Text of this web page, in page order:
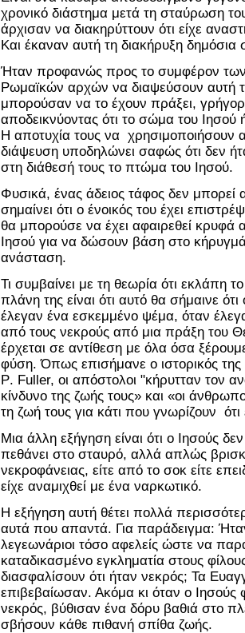
χρονικό διάστημα μετά τη σταύρωση
άρχισαν να διακηρύττουν ότι είχε
Και έκαναν αυτή τη διακήρυξη δημόσια
Ήταν προφανώς προς το συμφέρον
Ρωμαϊκών αρχών να διαψεύσουν αυτή
μπορούσαν να το έχουν πράξει,
αποδεικνύοντας ότι το σώμα του
Η αποτυχία τους να χρησιμοποιήσουν
διάψευση υποδηλώνει σαφώς ότι δεν
στη διάθεσή τους το πτώμα του Ιησού.
Φυσικά, ένας άδειος τάφος δεν μπορεί
σημαίνει ότι ο ένοικός του έχει
θα μπορούσε να έχει αφαιρεθεί κρυφά
Ιησού για να δώσουν βάση στο κήρυγμά
ανάσταση.
Τι συμβαίνει με τη θεωρία ότι εκλάπη
πλάνη της είναι ότι αυτό θα σήμαινε
έλεγαν ένα εσκεμμένο ψέμα, όταν
από τους νεκρούς από μια πράξη του
έρχεται σε αντίθεση με όλα όσα
φύση. Όπως επισήμανε ο ιστορικός της
P. Fuller, οι απόστολοι "κήρυτταν τον
κίνδυνο της ζωής τους» και «οι
τη ζωή τους για κάτι που γνωρίζουν ότι
Μια άλλη εξήγηση είναι ότι ο Ιησούς
πεθάνει στο σταυρό, αλλά απλώς
νεκροφάνειας, είτε από το σοκ είτε
είχε αναμιχθεί με ένα ναρκωτικό.
Η εξήγηση αυτή θέτει πολλά
αυτά που απαντά. Για παράδειγμα:
λεγεωνάριοι τόσο αφελείς ώστε να
καταδικασμένο εγκληματία στους
διασφαλίσουν ότι ήταν νεκρός; Τα
επιβεβαίωσαν. Ακόμα κι όταν ο Ιησούς
νεκρός, βύθισαν ένα δόρυ βαθιά στο
σβήσουν κάθε πιθανή σπίθα ζωής.